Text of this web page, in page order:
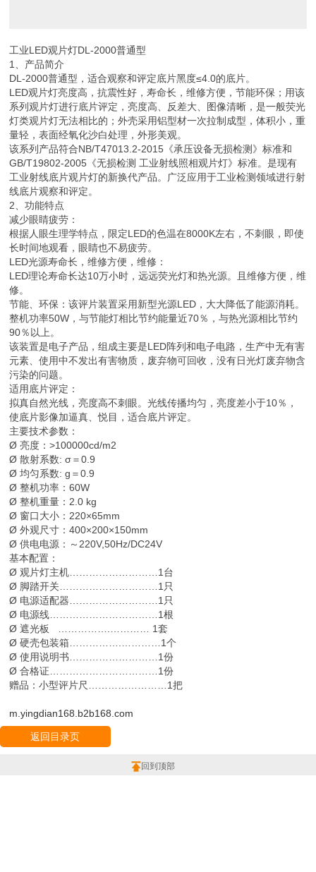
工业LED观片灯DL-2000普通型
1、产品简介
DL-2000普通型，适合观察和评定底片黑度≤4.0的底片。
LED观片灯亮度高，抗震性好，寿命长，维修方便，节能环保；用该
系列观片灯进行底片评定，亮度高、反差大、图像清晰，是一般荧光
灯类观片灯无法相比的；外壳采用铝型材一次拉制成型，体积小，重
量轻，表面经氧化沙白处理，外形美观。
该系列产品符合NB/T47013.2-2015《承压设备无损检测》标准和
GB/T19802-2005《无损检测 工业射线照相观片灯》标准。是现有
工业射线底片观片灯的新换代产品。广泛应用于工业检测领域进行射
线底片观察和评定。
2、功能特点
减少眼睛疲劳：
根据人眼生理学特点，限定LED的色温在8000K左右，不刺眼，即使
长时间地观看，眼睛也不易疲劳。
LED光源寿命长，维修方便，维修：
LED理论寿命长达10万小时，远远荧光灯和热光源。且维修方便，维
修。
节能、环保：该评片装置采用新型光源LED，大大降低了能源消耗。
整机功率50W，与节能灯相比节约能量近70％，与热光源相比节约
90％以上。
该装置是电子产品，组成主要是LED阵列和电子电路，生产中无有害
元素、使用中不发出有害物质，废弃物可回收，没有日光灯废弃物含
污染的问题。
适用底片评定：
拟真自然光线，亮度高不刺眼。光线传播均匀，亮度差小于10％，
使底片影像加逼真、悦目，适合底片评定。
主要技术参数：
Ø 亮度：>100000cd/m2
Ø 散射系数: σ＝0.9
Ø 均匀系数: g＝0.9
Ø 整机功率：60W
Ø 整机重量：2.0 kg
Ø 窗口大小：220×65mm
Ø 外观尺寸：400×200×150mm
Ø 供电电源：～220V,50Hz/DC24V
基本配置：
Ø 观片灯主机………………………1台
Ø 脚踏开关…………………………1只
Ø 电源适配器………………………1只
Ø 电源线……………………………1根
Ø 遮光板 …………….………… 1套
Ø 硬壳包装箱…………….…………1个
Ø 使用说明书………………………1份
Ø 合格证……………………………1份
赠品：小型评片尺……………………1把
m.yingdian168.b2b168.com
返回目录页
回到顶部